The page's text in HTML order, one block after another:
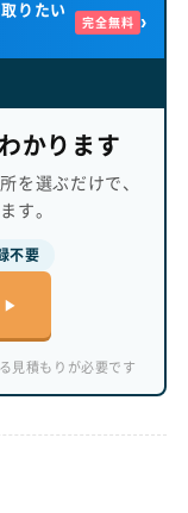
取りたい
完全無料 ›
かります
を選ぶだけで、
す。
不要
見積もりが必要です